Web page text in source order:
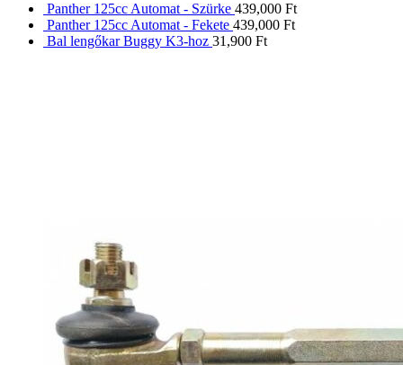
Panther 125cc Automat - Szürke 439,000 Ft
Panther 125cc Automat - Fekete 439,000 Ft
Bal lengőkar Buggy K3-hoz 31,900 Ft